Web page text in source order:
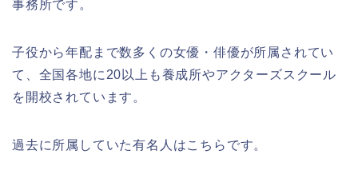
事務所です。
子役から年配まで数多くの女優・俳優が所属されてい
て、全国各地に20以上も養成所やアクターズスクール
を開校されています。
過去に所属していた有名人はこちらです。